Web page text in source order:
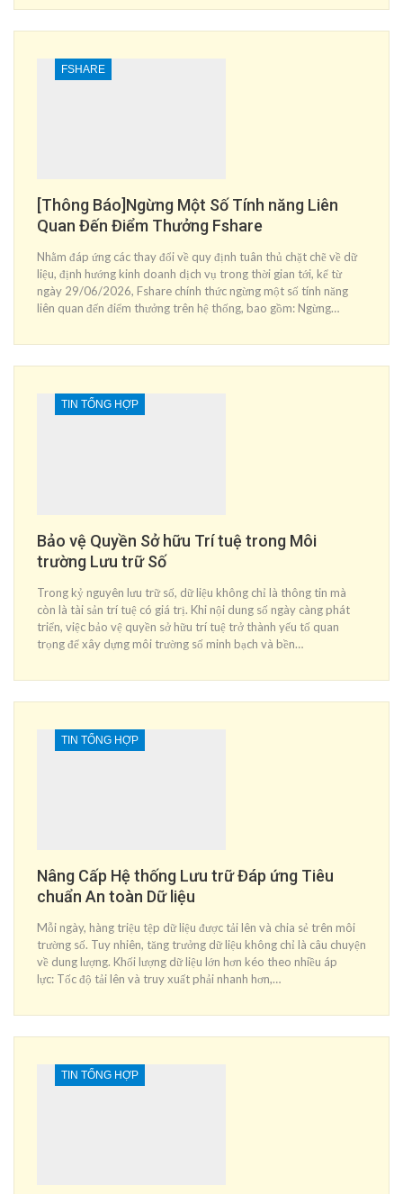
FSHARE
[Thông Báo]Ngừng Một Số Tính năng Liên
Quan Đến Điểm Thưởng Fshare
Nhằm đáp ứng các thay đổi về quy định tuân thủ chặt chẽ về dữ
liệu, định hướng kinh doanh dịch vụ trong thời gian tới, kể từ
ngày 29/06/2026, Fshare chính thức ngừng một số tính năng
liên quan đến điểm thưởng trên hệ thống, bao gồm: Ngừng…
TIN TỔNG HỢP
Bảo vệ Quyền Sở hữu Trí tuệ trong Môi
trường Lưu trữ Số
Trong kỷ nguyên lưu trữ số, dữ liệu không chỉ là thông tin mà
còn là tài sản trí tuệ có giá trị. Khi nội dung số ngày càng phát
triển, việc bảo vệ quyền sở hữu trí tuệ trở thành yếu tố quan
trọng để xây dựng môi trường số minh bạch và bền…
TIN TỔNG HỢP
Nâng Cấp Hệ thống Lưu trữ Đáp ứng Tiêu
chuẩn An toàn Dữ liệu
Mỗi ngày, hàng triệu tệp dữ liệu được tải lên và chia sẻ trên môi
trường số. Tuy nhiên, tăng trưởng dữ liệu không chỉ là câu chuyện
về dung lượng. Khối lượng dữ liệu lớn hơn kéo theo nhiều áp
lực: Tốc độ tải lên và truy xuất phải nhanh hơn,…
TIN TỔNG HỢP